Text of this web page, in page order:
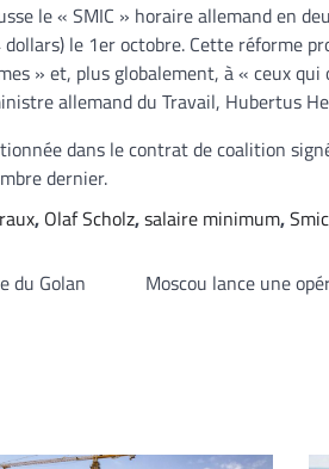
le « SMIC » horaire allemand en
le 1eroctobre. Cette réforme
» et, plus globalement, à « ceux
allemand du Travail, Hubertus
dans le contrat de coalition
dernier.
, Olaf Scholz,salaire minimum,Smic
du Golan
Moscou lance une